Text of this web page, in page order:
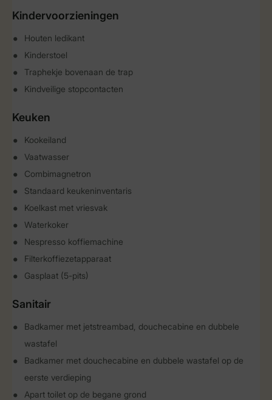
Kindervoorzieningen
Houten ledikant
Kinderstoel
Traphekje bovenaan de trap
Kindveilige stopcontacten
Keuken
Kookeiland
Vaatwasser
Combimagnetron
Standaard keukeninventaris
Koelkast met vriesvak
Waterkoker
Nespresso koffiemachine
Filterkoffiezetapparaat
Gasplaat (5-pits)
Sanitair
Badkamer met jetstreambad, douchecabine en dubbele
wastafel
Badkamer met douchecabine en dubbele wastafel op de
eerste verdieping
Apart toilet op de begane grond